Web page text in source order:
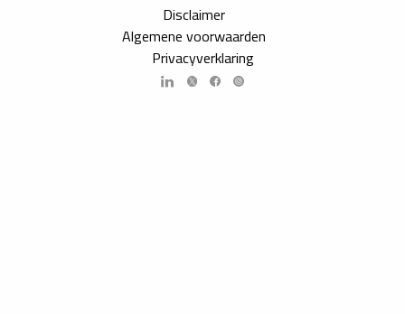
Disclaimer
Algemene voorwaarden
Privacyverklaring